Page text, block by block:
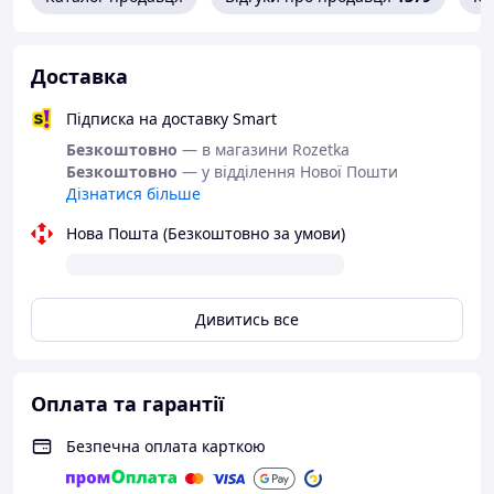
Працюємо тільки з перевіреними партнерами;
У нашому магазині є різні способи оплати для
Вашої зручності;
Беремо товар безпосередньо у постачальника,
що дозволяє нам ставити найкращі ціни в
Україні;
Новою поштою і Укр поштою – 1-2 дні;
Доставка
Підписка на доставку Smart
Безкоштовно — в магазини Rozetka
Безкоштовно — у відділення Нової Пошти
Дізнатися більше
Нова Пошта (Безкоштовно за умови)
Дивитись все
Оплата та гарантії
Безпечна оплата карткою